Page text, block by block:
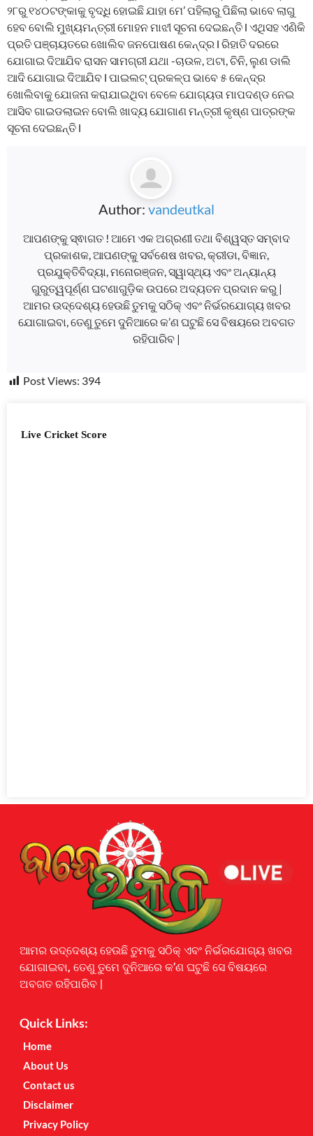
୨୮ରୁ ୧୪୦ଟଙ୍କାକୁ ବୃଦ୍ଧି ହୋଇଛି ଯାହା ମେ’ ପହିଲାରୁ ପିଛିଲା ଭାବେ ଲାଗୁ
ହେବ ବୋଲି ମୁଖ୍ୟମନ୍ତ୍ରୀ ମୋହନ ମାଝୀ ସୂଚନା ଦେଇଛନ୍ତି l ଏଥିସହ ଏଣିକି
ପ୍ରତି ପଞ୍ଚାୟତରେ ଖୋଲିବ ଜନପୋଷଣ କେନ୍ଦ୍ର l ରିହାତି ଦରରେ
ଯୋଗାଇ ଦିଆଯିବ ରାସନ ସାମଗ୍ରୀ ଯଥା -ଚାଉଳ, ଅଟା, ଚିନି, ଲୁଣ ଡାଲି
ଆଦି ଯୋଗାଇ ଦିଆଯିବ l ପାଇଲଟ୍‌ ପ୍ରକଳ୍ପ ଭାବେ ୫ କେନ୍ଦ୍ର
ଖୋଲିବାକୁ ଯୋଜନା କରାଯାଇଥିବା ବେଳେ ଯୋଗ୍ୟତା ମାପଦଣ୍ଡ ନେଇ
ଆସିବ ଗାଇଡଲାଇନ ବୋଲି ଖାଦ୍ୟ ଯୋଗାଣ ମନ୍ତ୍ରୀ କୃଷ୍ଣ ପାତ୍ରଙ୍କ
ସୂଚନା ଦେଇଛନ୍ତି l
Author: vandeutkal
ଆପଣଙ୍କୁ ସ୍ଵାଗତ ! ଆମେ ଏକ ଅଗ୍ରଣୀ ତଥା ବିଶ୍ୱସ୍ତ ସମ୍ବାଦ
ପ୍ରକାଶକ, ଆପଣଙ୍କୁ ସର୍ବଶେଷ ଖବର, କ୍ରୀଡା, ବିଜ୍ଞାନ,
ପ୍ରଯୁକ୍ତିବିଦ୍ୟା, ମନୋରଞ୍ଜନ, ସ୍ୱାସ୍ଥ୍ୟ ଏବଂ ଅନ୍ୟାନ୍ୟ
ଗୁରୁତ୍ୱପୂର୍ଣ୍ଣ ଘଟଣାଗୁଡ଼ିକ ଉପରେ ଅଦ୍ୟତନ ପ୍ରଦାନ କରୁ |
ଆମର ଉଦ୍ଦେଶ୍ୟ ହେଉଛି ତୁମକୁ ସଠିକ୍ ଏବଂ ନିର୍ଭରଯୋଗ୍ୟ ଖବର
ଯୋଗାଇବା, ତେଣୁ ତୁମେ ଦୁନିଆରେ କ’ଣ ଘଟୁଛି ସେ ବିଷୟରେ ଅବଗତ
ରହିପାରିବ |
Post Views: 394
Live Cricket Score
ଆମର ଉଦ୍ଦେଶ୍ୟ ହେଉଛି ତୁମକୁ ସଠିକ୍ ଏବଂ ନିର୍ଭରଯୋଗ୍ୟ ଖବର
ଯୋଗାଇବା, ତେଣୁ ତୁମେ ଦୁନିଆରେ କ’ଣ ଘଟୁଛି ସେ ବିଷୟରେ
ଅବଗତ ରହିପାରିବ |
Quick Links:
Home
About Us
Contact us
Disclaimer
Privacy Policy